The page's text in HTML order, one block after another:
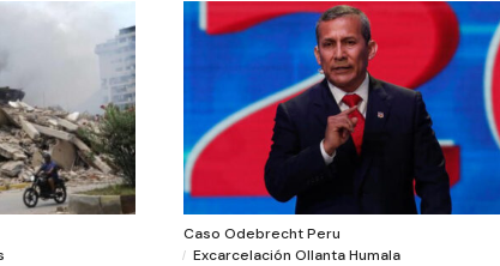
Caso Odebrecht Peru
Excarcelación Ollanta Humala